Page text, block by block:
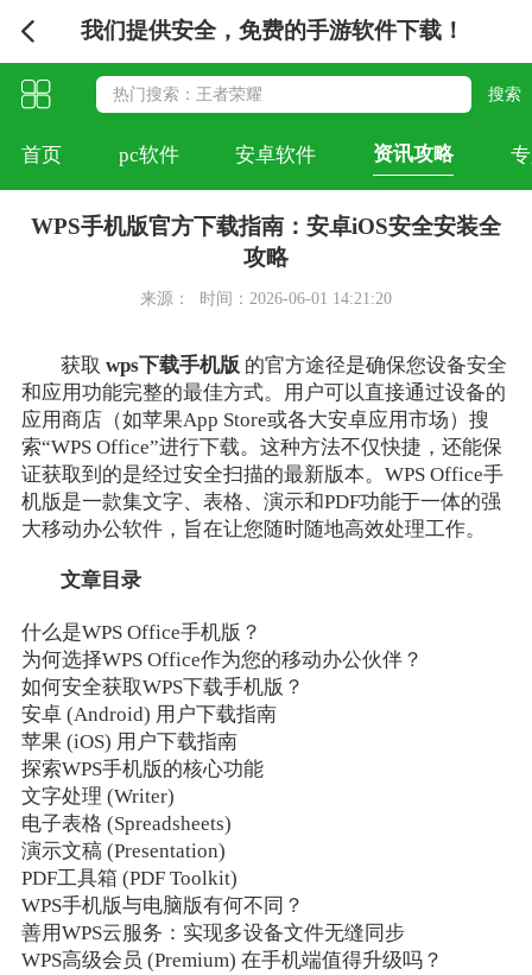
我们提供安全，免费的手游软件下载！
首页 pc软件 安卓软件 资讯攻略
WPS手机版官方下载指南：安卓iOS安全安装全
攻略
来源： 时间：2026-06-01 14:21:20
获取wps下载手机版 的官方途径是确保您设备安全
和应用功能完整的最佳方式。用户可以直接通过设备的
应用商店（如苹果App Store或各大安卓应用市场）搜
索“WPS Office”进行下载。这种方法不仅快捷，还能保
证获取到的是经过安全扫描的最新版本。WPS Office手
机版是一款集文字、表格、演示和PDF功能于一体的强
大移动办公软件，旨在让您随时随地高效处理工作。
文章目录
什么是WPS Office手机版？
为何选择WPS Office作为您的移动办公伙伴？
如何安全获取WPS下载手机版？
安卓 (Android) 用户下载指南
苹果 (iOS) 用户下载指南
探索WPS手机版的核心功能
文字处理 (Writer)
电子表格 (Spreadsheets)
演示文稿 (Presentation)
PDF工具箱 (PDF Toolkit)
WPS手机版与电脑版有何不同？
善用WPS云服务：实现多设备文件无缝同步
WPS高级会员 (Premium) 在手机端值得升级吗？